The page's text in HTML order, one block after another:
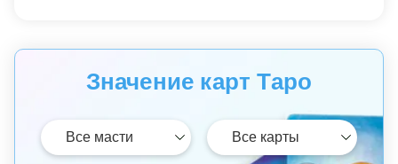
Значение карт Таро